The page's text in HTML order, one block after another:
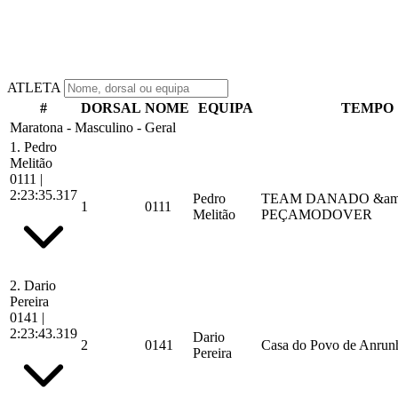
ATLETA
#
DORSAL NOME EQUIPA
TEMPO
Maratona - Masculino - Geral
1. Pedro
Melitão
0111 |
2:23:35.317
1 0111
Pedro
Melitão
TEAM DANADO
PEÇAMODOVER
2. Dario
Pereira
0141 |
2:23:43.319
2 0141
Dario
Pereira
Casa do Povo de